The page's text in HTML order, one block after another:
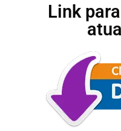
Link